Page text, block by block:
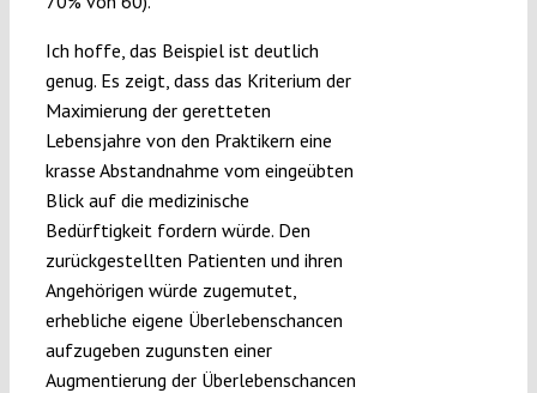
Ich hoffe, das Beispiel ist deutlich
genug. Es zeigt, dass das Kriterium der
Maximierung der geretteten
Lebensjahre von den Praktikern eine
krasse Abstandnahme vom eingeübten
Blick auf die medizinische
Bedürftigkeit fordern würde. Den
zurückgestellten Patienten und ihren
Angehörigen würde zugemutet,
erhebliche eigene Überlebenschancen
aufzugeben zugunsten einer
Augmentierung der Überlebenschancen